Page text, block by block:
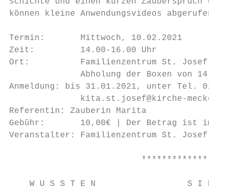
können kleine Anwendungsvideos abgerufen
Termin:       Mittwoch, 10.02.2021
Zeit:         14.00-16.00 Uhr
Ort:          Familienzentrum St. Josef,
Abholung der Boxen von
Anmeldung: bis 31.01.2021, unter Tel.
kita.st.josef@kirche-
Referentin: Zauberin Marita
Gebühr:       10,00€ | Der Betrag ist im
Veranstalter: Familienzentrum St. Josef
W U S S T E N                  S I E